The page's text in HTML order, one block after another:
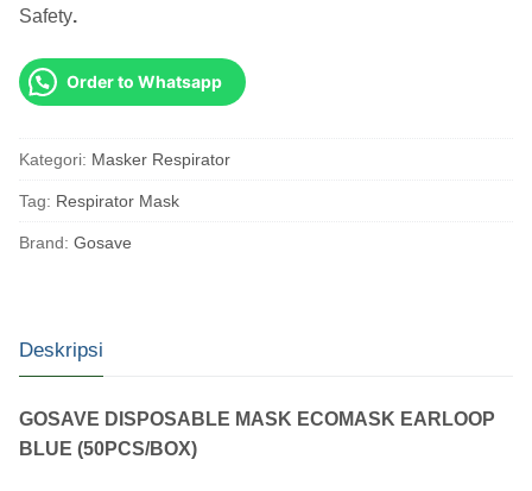
Safety.
Order to Whatsapp
Kategori: Masker Respirator
Tag: Respirator Mask
Brand: Gosave
Deskripsi
GOSAVE DISPOSABLE MASK ECOMASK EARLOOP
BLUE (50PCS/BOX)